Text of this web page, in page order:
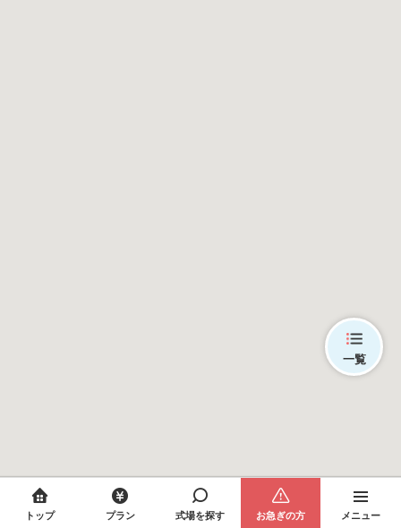
一覧
トップ プラン 式場を探す お急ぎの方 メニュー